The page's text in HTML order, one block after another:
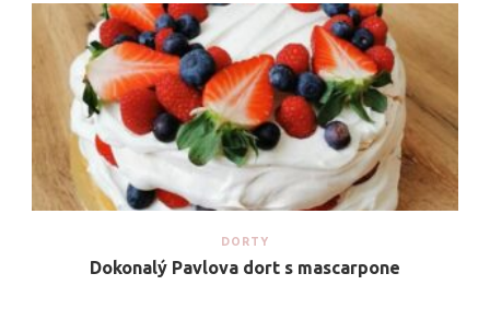
DORTY
Dokonalý Pavlova dort s mascarpone